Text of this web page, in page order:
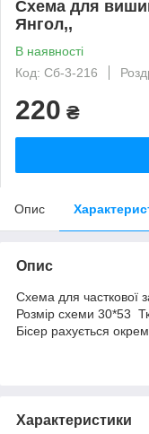
Схема для
Янгол,,
В наявності
Код: Сб-3-216
220 ₴
Опис
Опис
Схема для часткової
Розмір схеми 30*53
Бісер рахується
Характеристики